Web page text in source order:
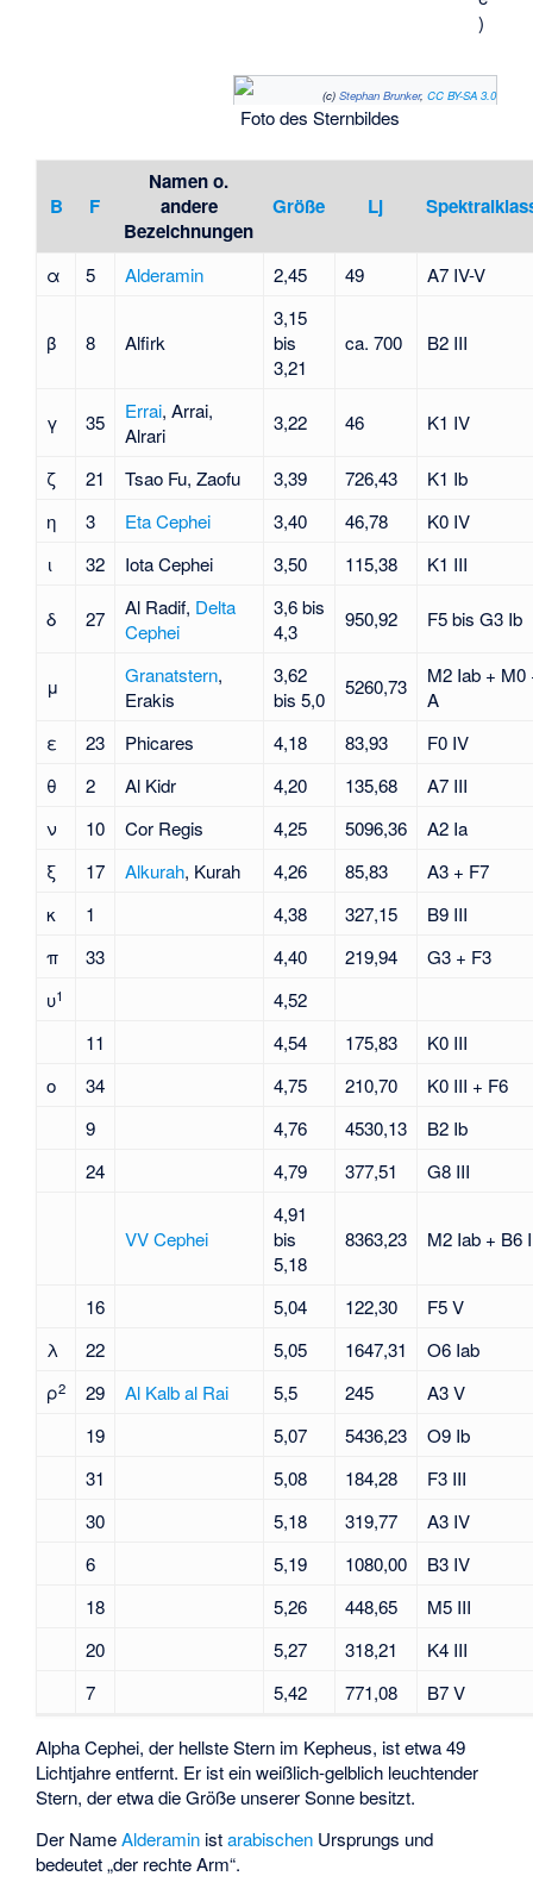
)
(c) Stephan Brunker, CC BY-SA 3.0
Foto des Sternbildes
B F
Namen o.
andere
Bezeichnungen
Größe Lj
α 5 Alderamin 2,45 49 A7 IV-V
β 8 Alfirk
3,15
bis
3,21
ca. 700 B2 III
γ 35 Errai, Arrai,
Alrari
3,22 46 K1 IV
ζ 21 Tsao Fu, Zaofu 3,39 726,43
K1 Ib
η
3 Eta Cephei 3,40 46,78
K0 IV
ι
32 Iota Cephei 3,50 115,38 K1 III
δ 27 Al Radif, Delta
Cephei
3,6 bis
4,3
950,92 F5 bis G3 Ib
μ Granatstern,
Erakis
3,62
bis 5,0
5260,73
M2 Iab + M0
A
ε
23 Phicares 4,18 83,93
F0 IV
θ
2 Al Kidr 4,20 135,68
A7 III
ν
10 Cor Regis 4,25 5096,36
A2 Ia
ξ
17 Alkurah, Kurah 4,26 85,83
A3 + F7
κ
1 4,38 327,15
B9 III
π
33 4,40 219,94
G3 + F3
υ1
4,52
11
4,54 175,83
K0 III
ο
34 4,75 210,70
K0 III + F6
9
4,76 4530,13
B2 Ib
24
4,79 377,51 G8 III
VV Cephei
4,91
bis
5,18
8363,23 M2 Iab + B6
16 5,04 122,30
F5 V
λ
22 5,05 1647,31
O6 Iab
ρ2 29 Al Kalb al Rai 5,5 245
A3 V
19
5,07 5436,23
O9 Ib
31
5,08 184,28
F3 III
30
5,18 319,77
A3 IV
6
5,19 1080,00
B3 IV
18
5,26 448,65
M5 III
20
5,27 318,21
K4 III
7
5,42 771,08 B7 V
Alpha Cephei, der hellste Stern im Kepheus, ist etwa 49
Lichtjahre entfernt. Er ist ein weißlich-gelblich leuchtender
Stern, der etwa die Größe unserer Sonne besitzt.
Der NameAlderamin istarabischen Ursprungs und
bedeutet „der rechte Arm“.